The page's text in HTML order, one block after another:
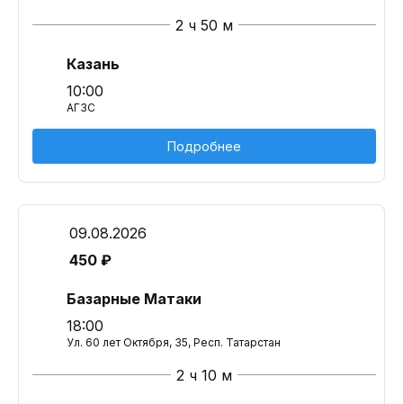
2 ч 50 м
Казань
10:00
АГЗС
Подробнее
09.08.2026
450 ₽
Базарные Матаки
18:00
Ул. 60 лет Октября, 35, Респ. Татарстан
2 ч 10 м